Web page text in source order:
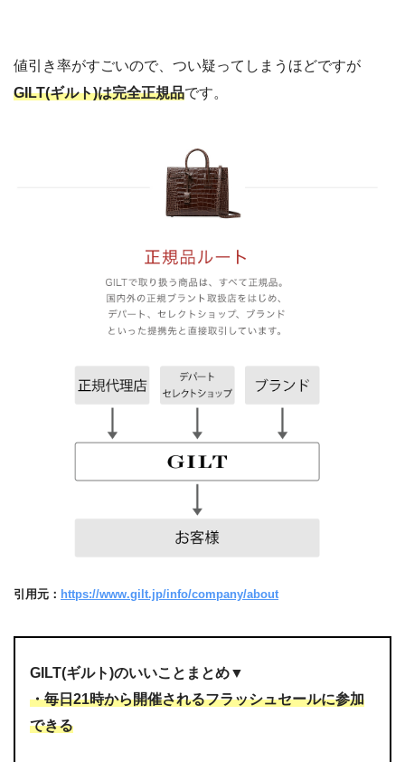
値引き率がすごいので、つい疑ってしまうほどですが
GILT(ギルト)は完全正規品です。
引用元： https://www.gilt.jp/info/company/about
GILT(ギルト)のいいことまとめ▼
・毎日21時から開催されるフラッシュセールに参加
できる